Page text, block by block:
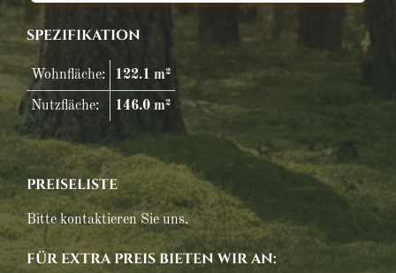
SPEZIFIKATION
Wohnfläche: 122.1 m²
Nutzfläche: 146.0 m²
PREISELISTE
Bitte kontaktieren Sie uns.
FÜR EXTRA PREIS BIETEN WIR AN: